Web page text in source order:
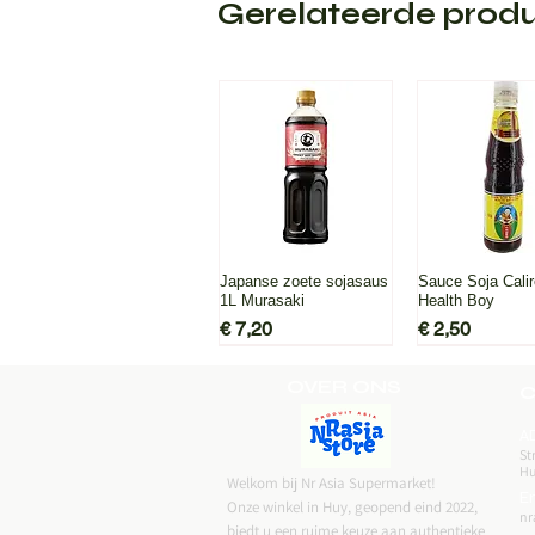
Gerelateerde
Snel overzicht
Japanse zoete sojasaus
1L Murasaki
Prijs
€ 7,20
Snel
Sauce Soja
Health Boy
Prijs
€ 2,50
Welkom bij Nr Asia Supermarket!
Onze winkel in Huy, geopend eind 2022,